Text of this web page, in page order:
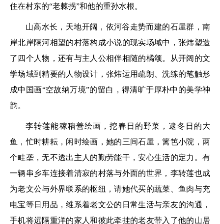
住在村东的“老棘拐”和他的重孙水根。
山高水长，天地开阔，依河谷走势而建的石屋群，南
岸北岸隔河相望的村落构成小说的现实场域中，张炜塑造
了四个人物，还有与主人公相伴相随的橘颂。从开阔的文
学场域到精要的人物设计，张炜运用疏朗、洗练的笔触形
成中国画“空故纳万境”的留白，得清旷于厚朴中的美学神
韵。
李转莲能稼穑善绘画，挖春日的野菜，逮冬日的大
鱼，忙时耕耘，闲时绘画，她的三间石屋，篱笆小院，两
个畦垄，无不透出主人的勤劳能干，安心生活的定力。有
一辆串乡车连接着清寂的村落与外面的世界，李转莲也成
为老文公与外界联系的枢纽，请她代买的蔬菜、鱼肉与充
电宝等日用品，维系着老文公的日常生活与亲友的沟通，
手机将远隔重洋的家人和彼此牵挂的老友带入了他的山居